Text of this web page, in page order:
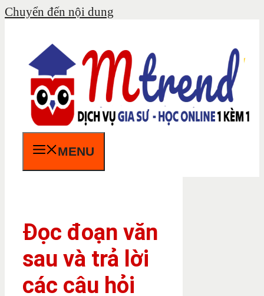
Chuyển đến nội dung
MENU
Đọc đoạn văn
sau và trả lời
các câu hỏi